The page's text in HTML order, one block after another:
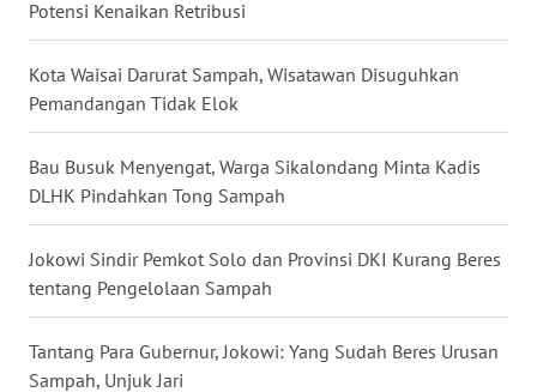
Potensi Kenaikan Retribusi
Kota Waisai Darurat Sampah, Wisatawan Disuguhkan
Pemandangan Tidak Elok
Bau Busuk Menyengat, Warga Sikalondang Minta Kadis
DLHK Pindahkan Tong Sampah
Jokowi Sindir Pemkot Solo dan Provinsi DKI Kurang Beres
tentang Pengelolaan Sampah
Tantang Para Gubernur, Jokowi: Yang Sudah Beres Urusan
Sampah, Unjuk Jari
JOGJA
WN
JATIM
WN
BALI
WN
KALBAR
WN
KALTENG